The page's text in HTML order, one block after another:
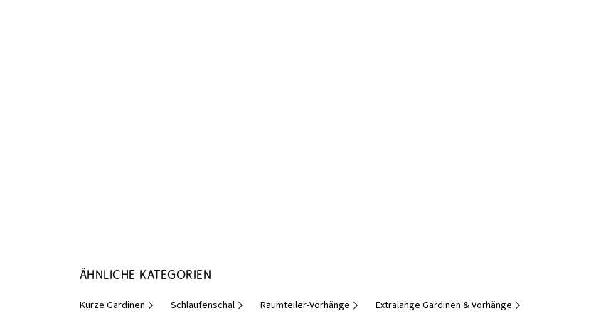
Ähnliche Kategorien
Kurze Gardinen Schlaufenschal Raumteiler-Vorhänge Extralange Gardinen & Vorhänge